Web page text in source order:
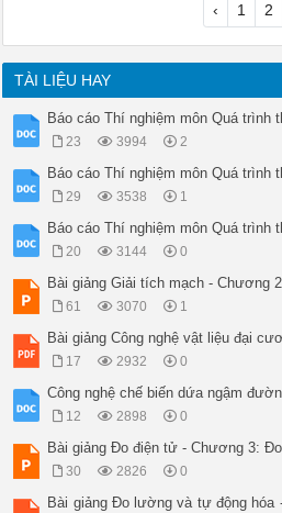
‹ 1 2
TÀI LIỆU HAY
Báo cáo Thí nghiệm môn Quá trình
23 3994 2
Báo cáo Thí nghiệm môn Quá trình
29 3538 1
Báo cáo Thí nghiệm môn Quá trình
20 3144 0
Bài giảng Giải tích mạch - Chương
61 3070 1
Bài giảng Công nghệ vật liệu đại
17 2932 0
Công nghệ chế biến dứa ngậm
12 2898 0
Bài giảng Đo điện tử - Chương 3:
30 2826 0
Bài giảng Đo lường và tự động